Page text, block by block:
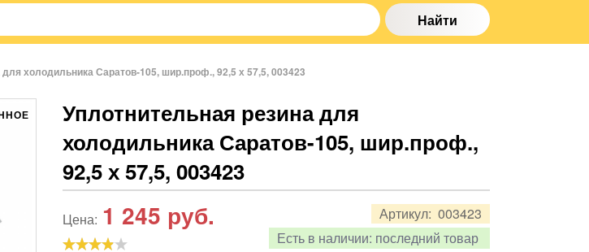
Найти
холодильника Саратов-105, шир.проф., 92,5 х 57,5, 003423
Уплотнительная резина для
холодильника Саратов-105, шир.проф.,
92,5 х 57,5, 003423
Артикул: 003423
Есть в наличии: последний товар
Цена: 1 245 руб.